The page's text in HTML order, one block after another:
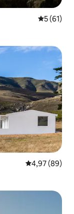
5 de
5 (61)
4,97 de
4,97 (89)